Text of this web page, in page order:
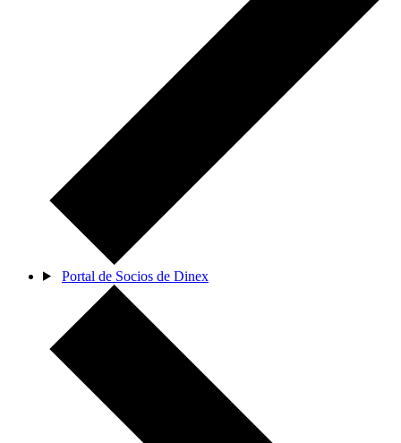
Portal de Socios de Dinex